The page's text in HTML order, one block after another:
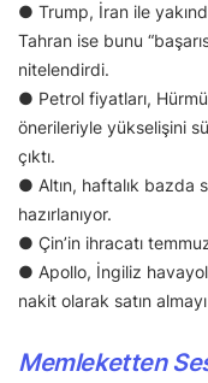
● Trump, İran ile
Tahran ise bunu
nitelendirdi.
● Petrol fiyatları,
önerileriyle yükselişini
çıktı.
● Altın, haftalık bazda
hazırlanıyor.
● Çin’in ihracatı
● Apollo, İngiliz
nakit olarak satın
Memleketten